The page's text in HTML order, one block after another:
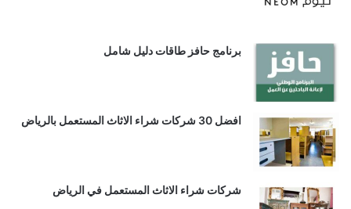
برنامج حافز طاقات دليل شامل
افضل 30 شركات شراء الاثاث المستعمل بالرياض
شركات شراء الاثاث المستعمل في الرياض